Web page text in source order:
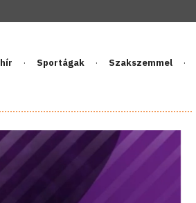
Sportágak Szakszemmel